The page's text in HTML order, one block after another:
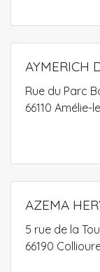
AYMERICH
Rue du Parc
66110 Amélie-
AZEMA
5 rue de la
66190